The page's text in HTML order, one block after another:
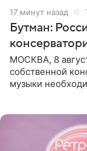
17 минут назад
Бутман:
МОСКВА, 8
собственной
музыки